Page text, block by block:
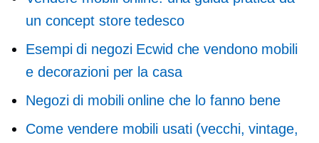
un concept store tedesco
Esempi di negozi Ecwid che vendono mobili
e decorazioni per la casa
Negozi di mobili online che lo fanno bene
Come vendere mobili usati (vecchi, vintage,